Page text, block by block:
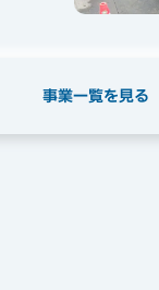
事業一覧を見る